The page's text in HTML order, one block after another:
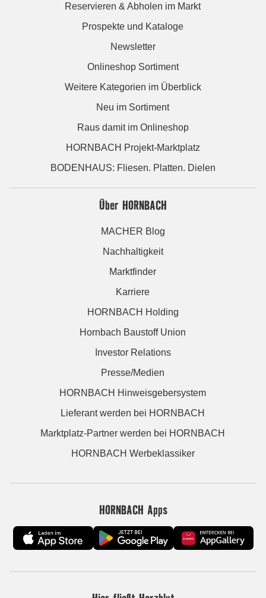
Reservieren & Abholen im Markt
Prospekte und Kataloge
Newsletter
Onlineshop Sortiment
Weitere Kategorien im Überblick
Neu im Sortiment
Raus damit im Onlineshop
HORNBACH Projekt-Marktplatz
BODENHAUS: Fliesen. Platten. Dielen
Über HORNBACH
MACHER Blog
Nachhaltigkeit
Marktfinder
Karriere
HORNBACH Holding
Hornbach Baustoff Union
Investor Relations
Presse/Medien
HORNBACH Hinweisgebersystem
Lieferant werden bei HORNBACH
Marktplatz-Partner werden bei HORNBACH
HORNBACH Werbeklassiker
HORNBACH Apps